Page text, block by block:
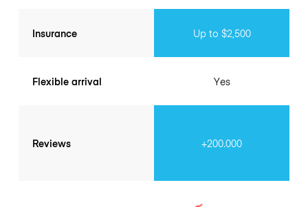
Insurance
Flexible arrival
Reviews
Up to $2,500
Yes
+200.000